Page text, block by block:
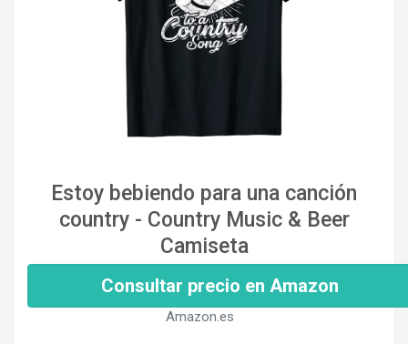
Estoy bebiendo para una canción
country - Country Music & Beer
Camiseta
Consultar precio en Amazon
Amazon.es